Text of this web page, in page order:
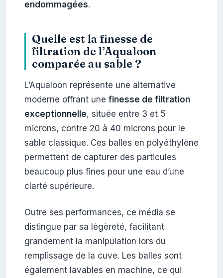
endommagées.
Quelle est la finesse de
filtration de l’Aqualoon
comparée au sable ?
L’Aqualoon représente une alternative
moderne offrant une finesse de filtration
exceptionnelle, située entre 3 et 5
microns, contre 20 à 40 microns pour le
sable classique. Ces balles en polyéthylène
permettent de capturer des particules
beaucoup plus fines pour une eau d’une
clarté supérieure.
Outre ses performances, ce média se
distingue par sa légèreté, facilitant
grandement la manipulation lors du
remplissage de la cuve. Les balles sont
également lavables en machine, ce qui